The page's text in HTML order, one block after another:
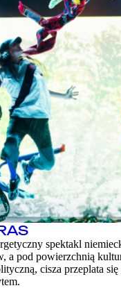
spektakl
a pod powierzchnią
cisza przeplata